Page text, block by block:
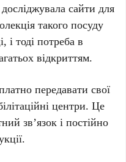
сайти для
такого посуду
і тоді потреба в
відкриттям.
передавати свої
центри. Це
зв’язок і постійно